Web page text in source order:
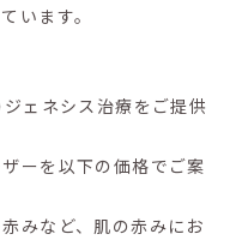
います。
ェネシス治療をご提供
ーを以下の価格でご案
みなど、肌の赤みにお